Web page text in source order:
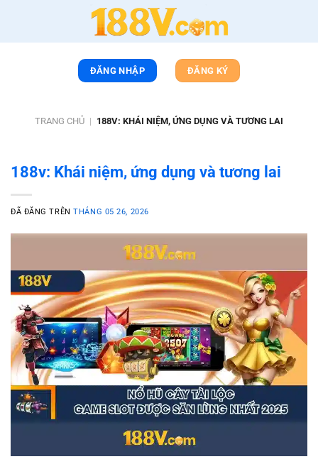
nội
ĐĂNG NHẬP ĐĂNG KÝ
TRANG CHỦ | 188V: KHÁI NIỆM, ỨNG DỤNG VÀ TƯƠNG LAI
188v: Khái niệm, ứng dụng và tương lai
ĐÃ ĐĂNG TRÊNTHÁNG 05 26, 2026